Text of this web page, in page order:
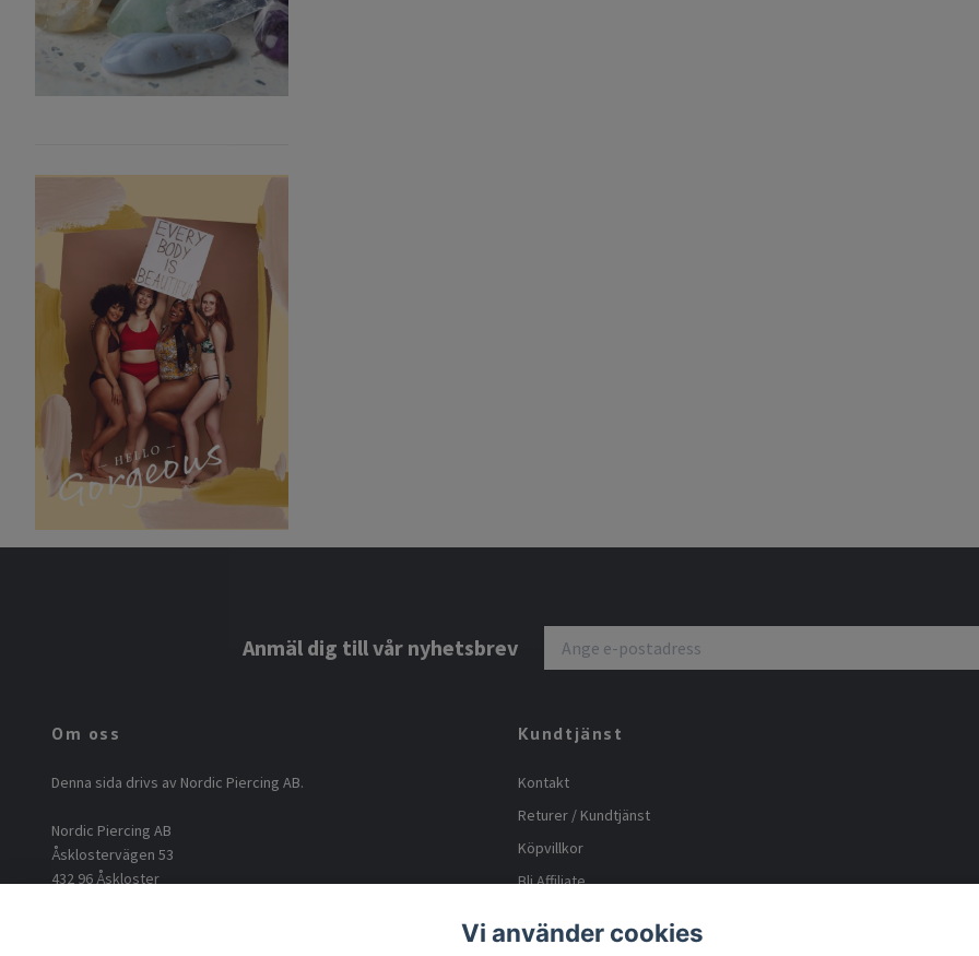
Anmäl dig till vår nyhetsbrev
Om oss
Denna sida drivs av Nordic Piercing AB.
Nordic Piercing AB
Åsklostervägen 53
432 96 Åskloster
Kundtjänst
Kontakt
Returer / Kundtjänst
Köpvillkor
Bli Affiliate
Body positive
Vi använder cookies